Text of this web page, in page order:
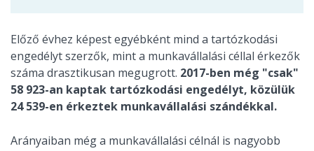
Előző évhez képest egyébként mind a tartózkodási
engedélyt szerzők, mint a munkavállalási céllal érkezők
száma drasztikusan megugrott. 2017-ben még "csak"
58 923-an kaptak tartózkodási engedélyt, közülük
24 539-en érkeztek munkavállalási szándékkal.
Arányaiban még a munkavállalási célnál is nagyobb